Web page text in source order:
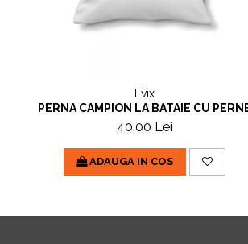
Evix
PERNA CAMPION LA BATAIE CU
40,00 Lei
ADAUGA IN COS